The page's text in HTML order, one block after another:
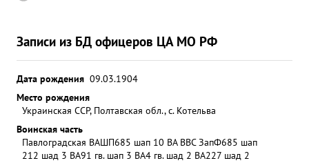
Записи из БД офицеров ЦА МО РФ
Дата рождения 09.03.1904
Место рождения
Украинская ССР, Полтавская обл., с. Котельва
Воинская часть
Павлоградская ВАШП685 шап 10 ВА ВВС ЗапФ685 шап
212 шад 3 ВА91 гв. шап 3 ВА4 гв. шад 2 ВА227 шад 2